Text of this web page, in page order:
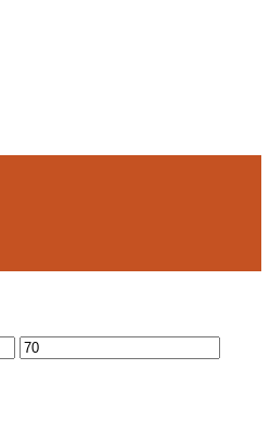
Precio
máximo